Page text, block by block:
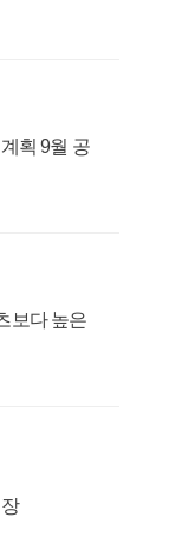
획 9월 공
보다 높은